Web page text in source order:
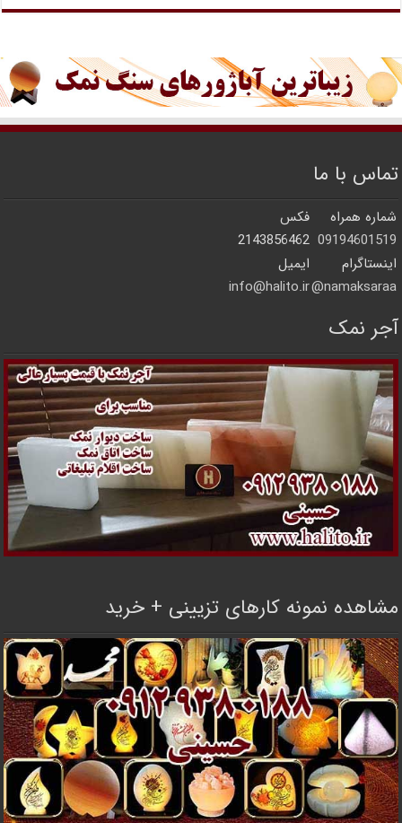
تماس با ما
شماره همراه
فکس
09194601519
2143856462
اینستاگرام
ایمیل
namaksaraa@
info@halito.ir
آجر نمک
مشاهده نمونه کارهای تزیینی + خرید